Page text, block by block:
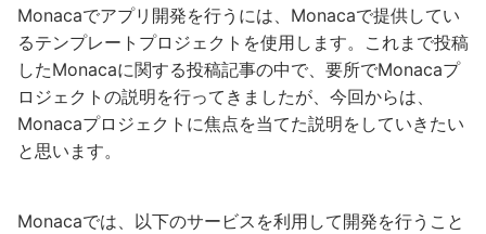
Monacaでアプリ開発を行うには、Monacaで提供してい
るテンプレートプロジェクトを使用します。これまで投稿
したMonacaに関する投稿記事の中で、要所でMonacaプ
ロジェクトの説明を行ってきましたが、今回からは、
Monacaプロジェクトに焦点を当てた説明をしていきたい
と思います。
Monacaでは、以下のサービスを利用して開発を行うこと